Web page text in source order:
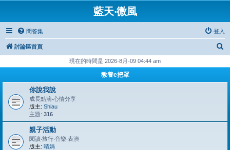
藍天‧微風
問答集 登入
討論區首頁
現在的時間是 2026-8月-09 04:44 am
教養e把罩
你說我說
成長點滴‧心情分享
版主: Shiau
主題: 316
親子活動
閱讀‧旅行‧音樂‧表演
版主: 晴媽